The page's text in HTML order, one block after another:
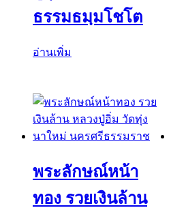
ธรรมธมฺมโชโต
อ่านเพิ่ม
พระลักษณ์หน้า
ทอง รวยเงินล้าน